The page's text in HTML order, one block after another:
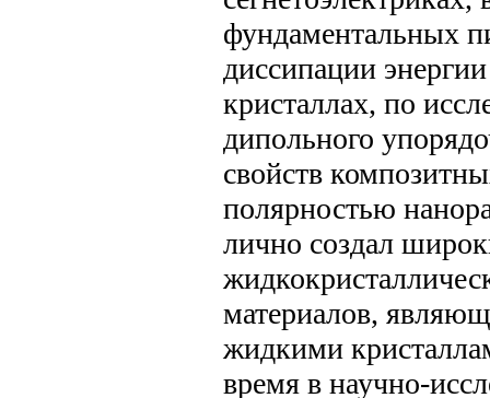
фундаментальных
диссипации
кристаллах, по
дипольного
свойств
полярностью
лично создал
материалов,
жидкими
время в научно-